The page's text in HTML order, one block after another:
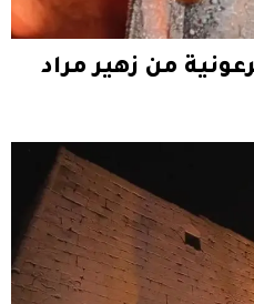
من زهير مراد